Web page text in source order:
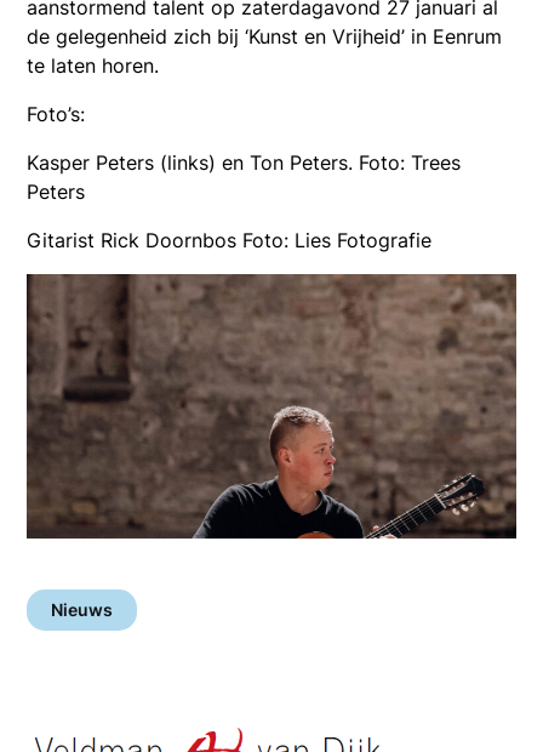
aanstormend talent op zaterdagavond 27 januari al
de gelegenheid zich bij ‘Kunst en Vrijheid’ in Eenrum
te laten horen.
Foto’s:
Kasper Peters (links) en Ton Peters. Foto: Trees
Peters
Gitarist Rick Doornbos Foto: Lies Fotografie
Nieuws